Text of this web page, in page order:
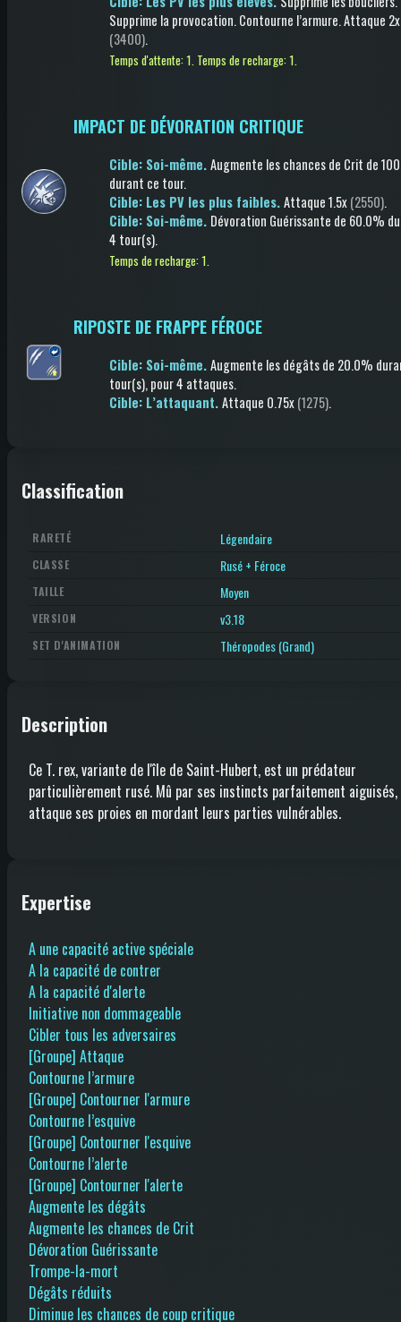
Supprime la provocation.Contourne l’armure.Attaque 2x
(3400).
Temps d'attente: 1. Temps de recharge: 1.
IMPACT DE DÉVORATION CRITIQUE
Cible: Soi-même.Augmente les chances de Crit de
durant ce tour.
Cible: Les PV les plus faibles.Attaque1.5x(2550).
Cible: Soi-même. Dévoration Guérissante de 60.0%
4 tour(s).
Temps de recharge: 1.
RIPOSTE DE FRAPPE FÉROCE
Cible: Soi-même.Augmente les dégâtsde 20.0%
tour(s), pour 4 attaques.
Cible: L’attaquant.Attaque 0.75x(1275).
Classification
RARETÉ Légendaire
CLASSE Rusé + Féroce
TAILLE Moyen
VERSION v3.18
SET D'ANIMATION Théropodes (Grand)
Description
Ce T. rex, variante de l'île de Saint-Hubert, est un prédateur
particulièrement rusé. Mû par ses instincts parfaitement
attaque ses proies en mordant leurs parties vulnérables.
Expertise
A une capacité active spéciale
A la capacité de contrer
A la capacité d'alerte
Initiative non dommageable
Cibler tous les adversaires
[Groupe] Attaque
Contourne l’armure
[Groupe] Contourner l'armure
Contourne l’esquive
[Groupe] Contourner l'esquive
Contourne l’alerte
[Groupe] Contourner l'alerte
Augmente les dégâts
Augmente les chances de Crit
Dévoration Guérissante
Trompe-la-mort
Dégâts réduits
Diminue les chances de coup critique